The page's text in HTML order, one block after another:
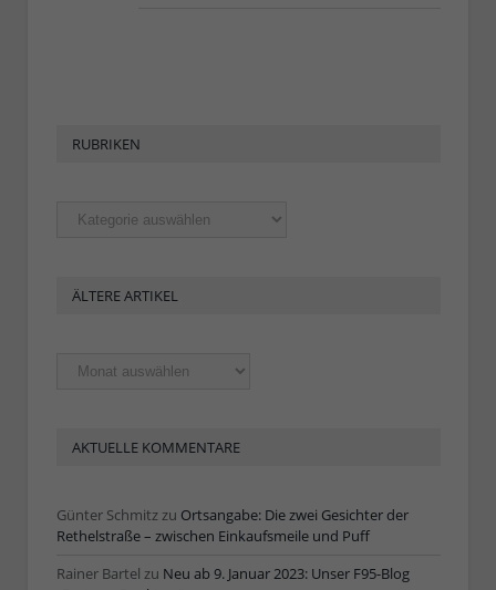
RUBRIKEN
Rubriken
ÄLTERE ARTIKEL
Ältere
Artikel
AKTUELLE KOMMENTARE
Günter Schmitz zu Ortsangabe: Die zwei Gesichter der
Rethelstraße – zwischen Einkaufsmeile und Puff
Rainer Bartel zu Neu ab 9. Januar 2023: Unser F95-Blog